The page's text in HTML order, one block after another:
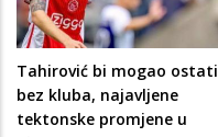
Tahirović bi mogao ostati
bez kluba, najavljene
tektonske promjene u